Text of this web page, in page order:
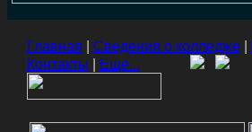
Главная Сведения о колледже|
Контакты
Еще...